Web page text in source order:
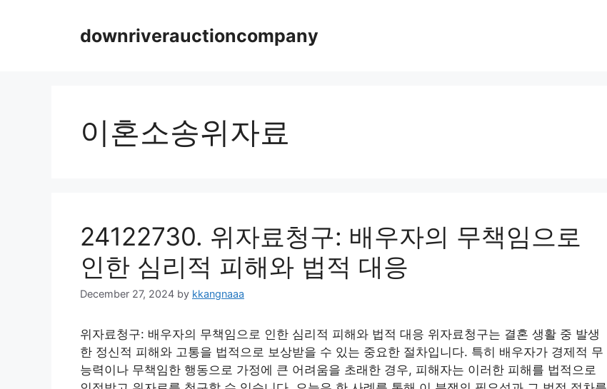
downriverauctioncompany
이혼소송위자료
24122730. 위자료청구: 배우자의 무책임으로
인한 심리적 피해와 법적 대응
December 27, 2024 by kkangnaaa
위자료청구: 배우자의 무책임으로 인한 심리적 피해와 법적 대응 위자료청구는 결혼 생활 중 발생
한 정신적 피해와 고통을 법적으로 보상받을 수 있는 중요한 절차입니다. 특히 배우자가 경제적 무
능력이나 무책임한 행동으로 가정에 큰 어려움을 초래한 경우, 피해자는 이러한 피해를 법적으로